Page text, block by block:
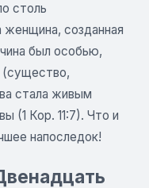
столь
женщина, созданная
был особью,
(существо,
стала живым
(1 Кор. 11:7). Что и
напоследок!